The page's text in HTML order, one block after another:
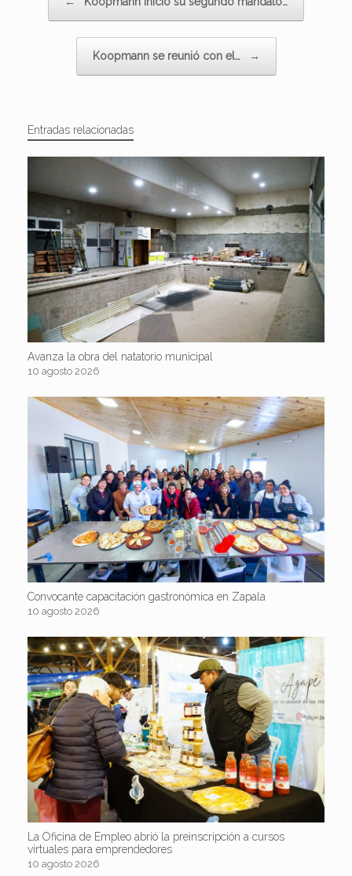
Koopmann se reunió con el… →
Entradas relacionadas
Avanza la obra del natatorio municipal
10 agosto 2026
Convocante capacitación gastronómica en Zapala
10 agosto 2026
La Oficina de Empleo abrió la preinscripción a cursos
virtuales para emprendedores
10 agosto 2026